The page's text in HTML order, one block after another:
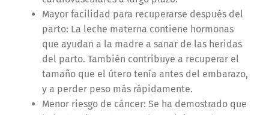
Mayor facilidad para recuperarse después del
parto: La leche materna contiene hormonas
que ayudan a la madre a sanar de las heridas
del parto. También contribuye a recuperar el
tamaño que el útero tenía antes del embarazo,
y a perder peso más rápidamente.
Menor riesgo de cáncer: Se ha demostrado que